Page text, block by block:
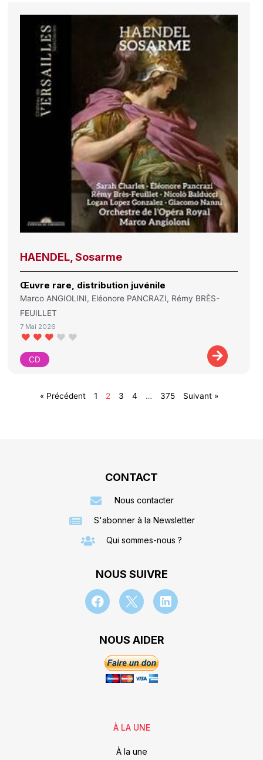
HAENDEL, Sosarme
Œuvre rare, distribution juvénile
Marco ANGIOLINI, Eléonore PANCRAZI, Rémy BRÈS-
FEUILLET
7 Mai 2026
CD
« Précédent 1 2 3 4 … 375 Suivant »
CONTACT
Nous contacter
S'abonner à la Newsletter
Qui sommes-nous ?
NOUS SUIVRE
NOUS AIDER
À LA UNE
À la une